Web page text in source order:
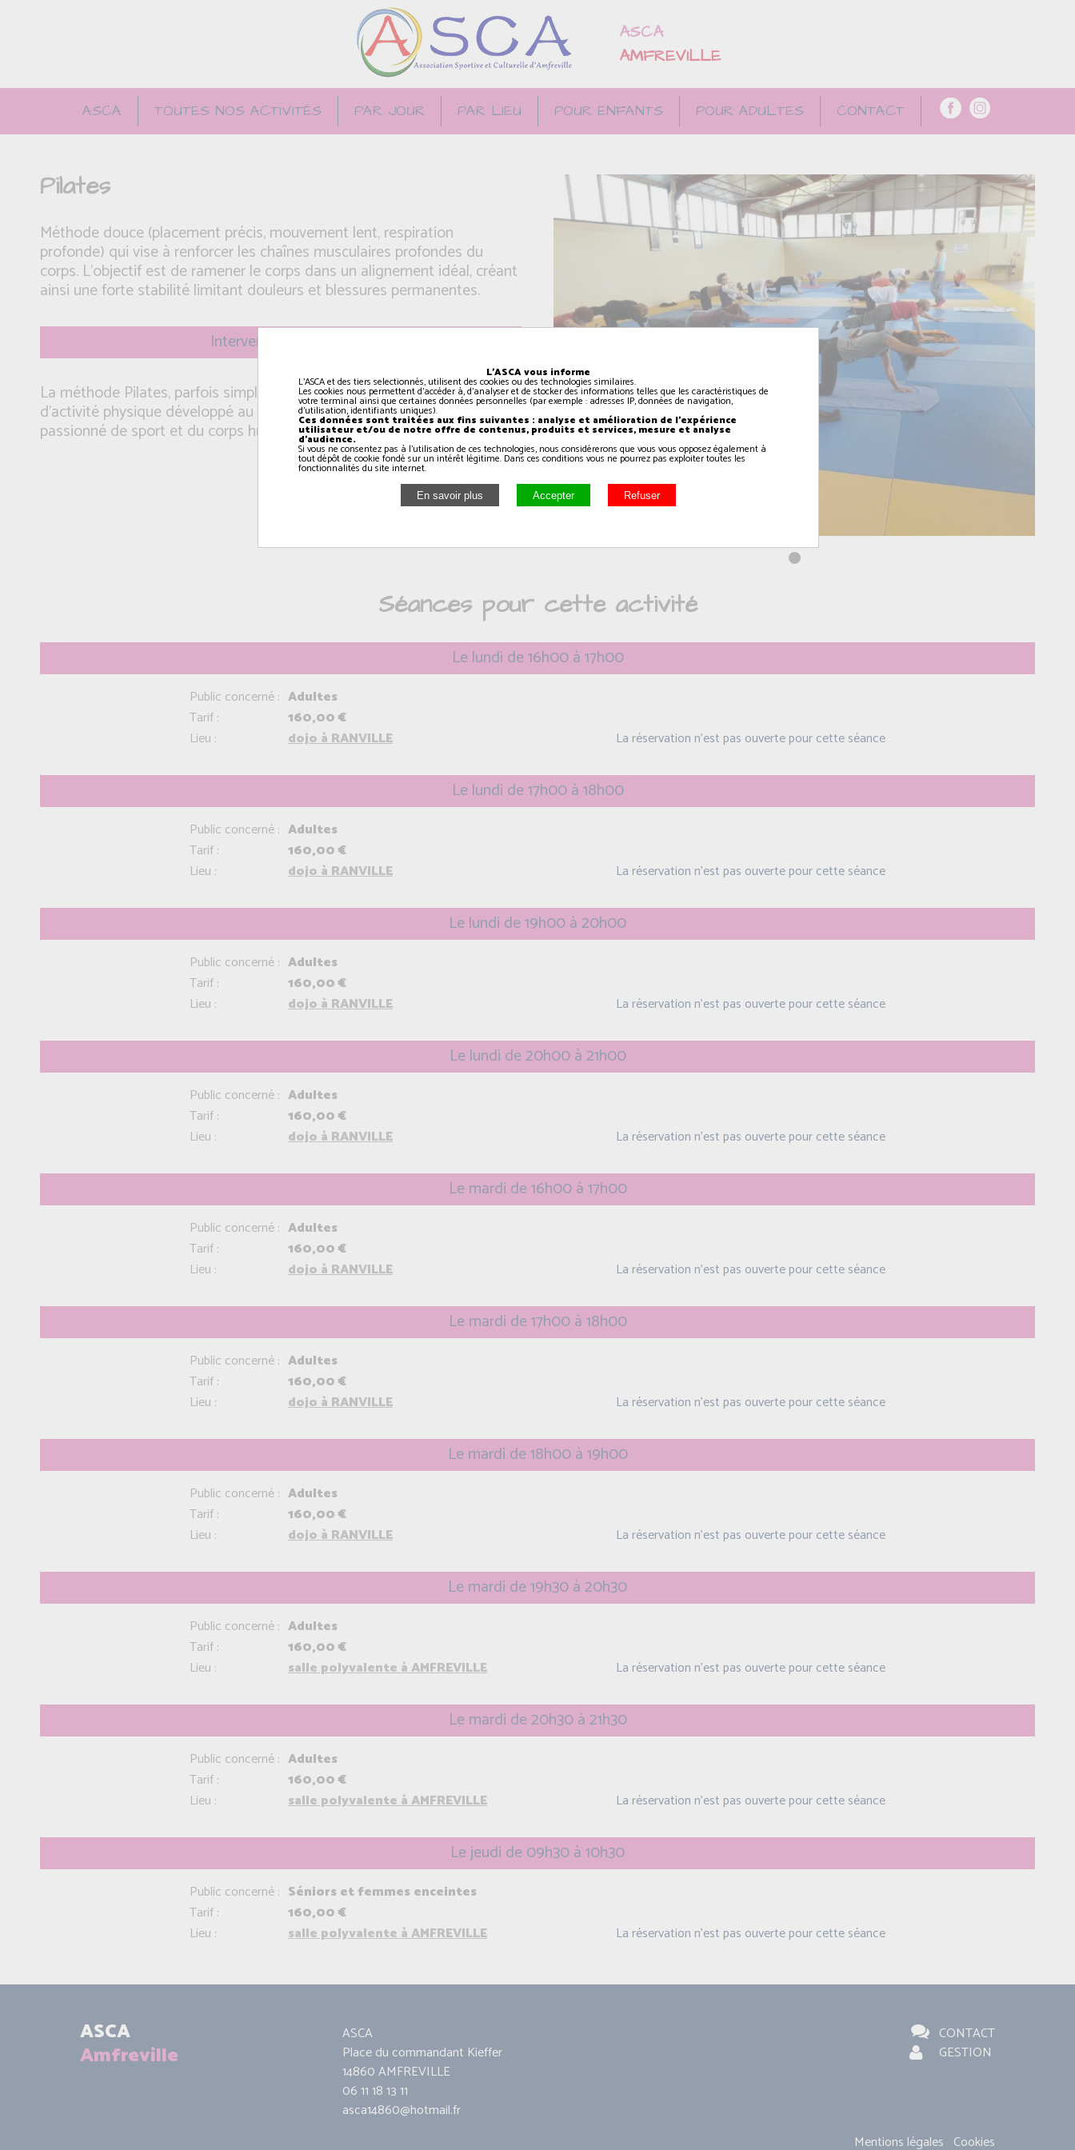
ASCA
AMFREVILLE
ASCA TOUTES NOS ACTIVITÉS PAR JOUR PAR LIEU POUR ENFANTS POUR ADULTES CONTACT
Pilates
Méthode douce (placement précis, mouvement lent, respiration
profonde) qui vise à renforcer les chaînes musculaires profondes du
corps. L'objectif est de ramener le corps dans un alignement idéal, créant
ainsi une forte stabilité limitant douleurs et blessures permanentes.
Intervenant(e): Magali
La méthode Pilates, parfois simplement appelée Pilates, est un système
d'activité physique développé au début du XXÃ¡Âµâ° siècle par un
passionné de sport et du corps humain, Joseph Pilates.
Séances pour cette activité
Le lundi de 16h00 à 17h00
Public concerné : Adultes
Tarif :
160,00 €
Lieu :
dojo à RANVILLE La réservation n'est pas ouverte pour cette séance
Le lundi de 17h00 à 18h00
Public concerné : Adultes
Tarif :
160,00 €
Lieu :
dojo à RANVILLE La réservation n'est pas ouverte pour cette séance
Le lundi de 19h00 à 20h00
Public concerné : Adultes
Tarif :
160,00 €
Lieu :
dojo à RANVILLE La réservation n'est pas ouverte pour cette séance
Le lundi de 20h00 à 21h00
Public concerné : Adultes
Tarif :
160,00 €
Lieu :
dojo à RANVILLE La réservation n'est pas ouverte pour cette séance
Le mardi de 16h00 à 17h00
Public concerné : Adultes
Tarif :
160,00 €
Lieu :
dojo à RANVILLE La réservation n'est pas ouverte pour cette séance
Le mardi de 17h00 à 18h00
Public concerné : Adultes
Tarif :
160,00 €
Lieu :
dojo à RANVILLE La réservation n'est pas ouverte pour cette séance
Le mardi de 18h00 à 19h00
Public concerné : Adultes
Tarif :
160,00 €
Lieu :
dojo à RANVILLE La réservation n'est pas ouverte pour cette séance
Le mardi de 19h30 à 20h30
Public concerné : Adultes
Tarif :
160,00 €
Lieu :
salle polyvalente à AMFREVILLE La réservation n'est pas ouverte pour cette séance
Le mardi de 20h30 à 21h30
Public concerné : Adultes
Tarif :
160,00 €
Lieu :
salle polyvalente à AMFREVILLE La réservation n'est pas ouverte pour cette séance
Le jeudi de 09h30 à 10h30
Public concerné : Séniors et femmes enceintes
Tarif :
160,00 €
Lieu :
salle polyvalente à AMFREVILLE La réservation n'est pas ouverte pour cette séance
ASCA
Amfreville
ASCA
Place du commandant Kieffer
14860 AMFREVILLE
06 11 18 13 11
asca14860@hotmail.fr
CONTACT
GESTION
Mentions légales Cookies
L'ASCA vous informe
L'ASCA et des tiers selectionnés, utilisent des cookies ou des technologies similaires.
Les cookies nous permettent d'accéder à, d'analyser et de stocker des informations telles que les caractéristiques de
votre terminal ainsi que certaines données personnelles (par exemple : adresses IP, données de navigation,
d'utilisation, identifiants uniques).
Ces données sont traitées aux fins suivantes : analyse et amélioration de l'expérience
utilisateur et/ou de notre offre de contenus, produits et services, mesure et analyse
d'audience.
Si vous ne consentez pas à l'utilisation de ces technologies, nous considérerons que vous vous opposez également à
tout dépôt de cookie fondé sur un intérêt légitime. Dans ces conditions vous ne pourrez pas exploiter toutes les
fonctionnalités du site internet.